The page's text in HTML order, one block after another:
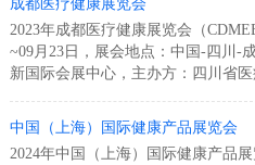
成都医疗健康展览会
2023年成都医疗健康展览会（
~09月23日，展会地点：中国-四川-
新国际会展中心，主办方：四川省医
中国（上海）国际健康产品展览会
2024年中国（上海）国际健康产品